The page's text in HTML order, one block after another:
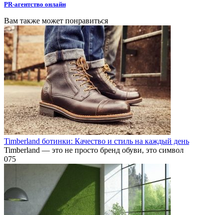
PR-агентство онлайн
Вам также может понравиться
Timberland ботинки: Качество и стиль на каждый день
Timberland — это не просто бренд обуви, это символ
075